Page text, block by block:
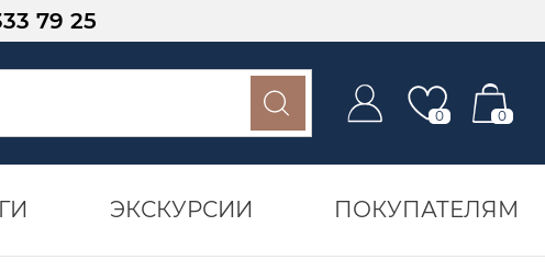
79 25
0 0
ЭКСКУРСИИ ПОКУПАТЕЛЯМ